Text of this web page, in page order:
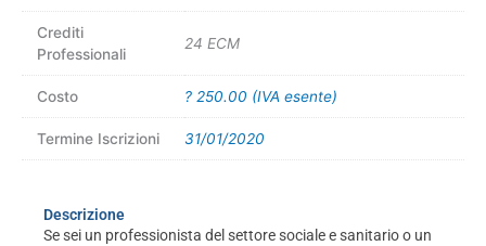
Crediti
Professionali
24 ECM
Costo ? 250.00 (IVA esente)
Termine Iscrizioni 31/01/2020
Descrizione
Se sei un professionista del settore sociale e sanitario o un